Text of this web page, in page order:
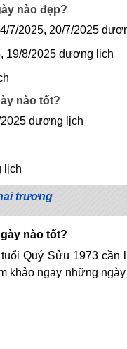
nào đẹp?
7/2025, 20/7/2025
19/8/2025 dương lịch
nào tốt?
dương lịch
lịch
trương
nào tốt?
Quý Sửu 1973
khảo ngay những